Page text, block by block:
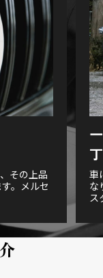
その上品
。メルセ
車
な
ス